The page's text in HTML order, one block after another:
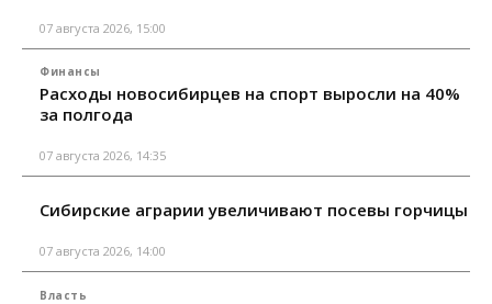
07 августа 2026, 15:00
Финансы
Расходы новосибирцев на спорт выросли на 40%
за полгода
07 августа 2026, 14:35
Сибирские аграрии увеличивают посевы горчицы
07 августа 2026, 14:00
Власть